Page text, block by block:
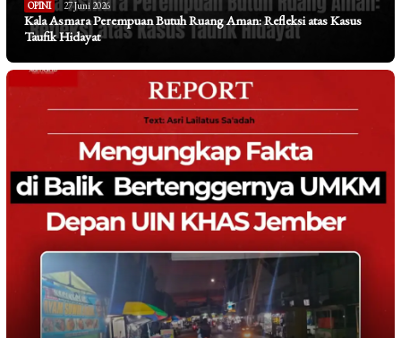
OPINI 27 Juni 2026
Kala Asmara Perempuan Butuh Ruang Aman: Refleksi atas Kasus
Taufik Hidayat